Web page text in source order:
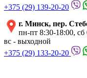
+375 (29) 139-20-20
г. Минск, пер.
пн-пт 8:30-18:00, сб
вс - выходной
+375 (29) 133-20-20